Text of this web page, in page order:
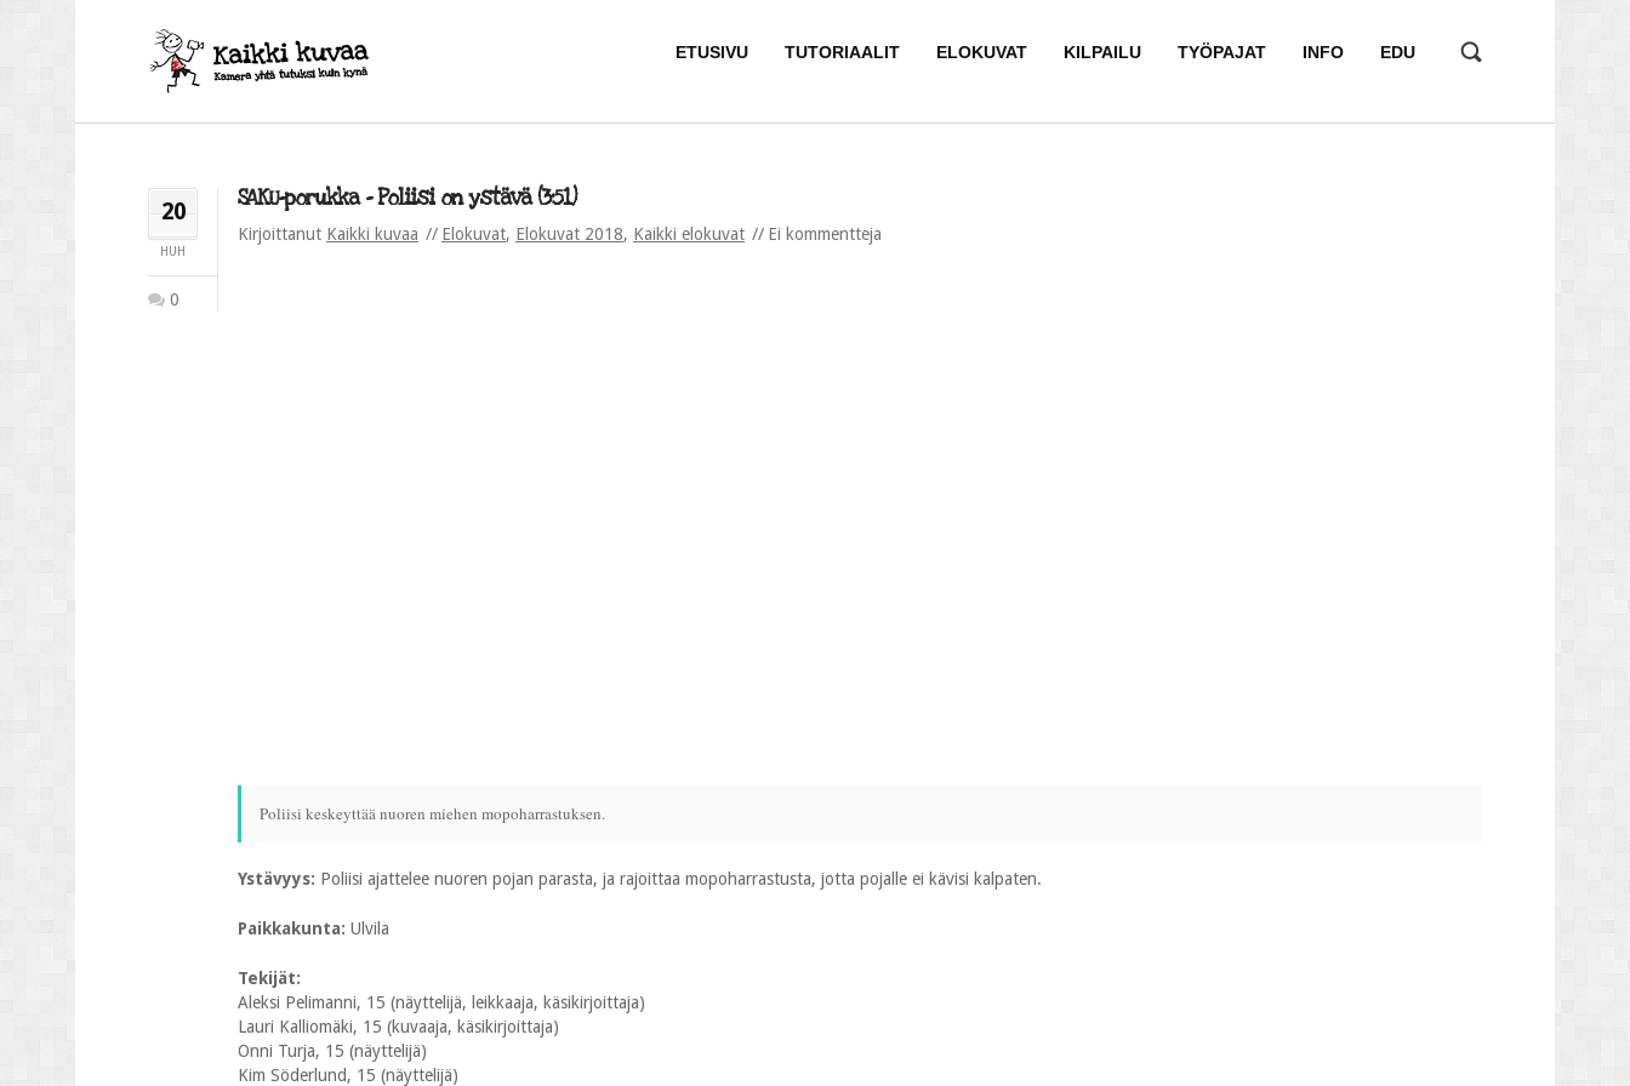
ETUSIVU TUTORIAALIT ELOKUVAT KILPAILU TYÖPAJAT INFO EDU
20
HUH
0
SAKU-porukka – Poliisi on ystävä (3:51)
Kirjoittanut Kaikki kuvaa Elokuvat, Elokuvat 2018, Kaikki elokuvat Ei kommentteja
Poliisi keskeyttää nuoren miehen mopoharrastuksen.
Ystävyys: Poliisi ajattelee nuoren pojan parasta, ja rajoittaa mopoharrastusta, jotta pojalle ei kävisi kalpaten.
Paikkakunta: Ulvila
Tekijät:
Aleksi Pelimanni, 15 (näyttelijä, leikkaaja, käsikirjoittaja)
Lauri Kalliomäki, 15 (kuvaaja, käsikirjoittaja)
Onni Turja, 15 (näyttelijä)
Kim Söderlund, 15 (näyttelijä)